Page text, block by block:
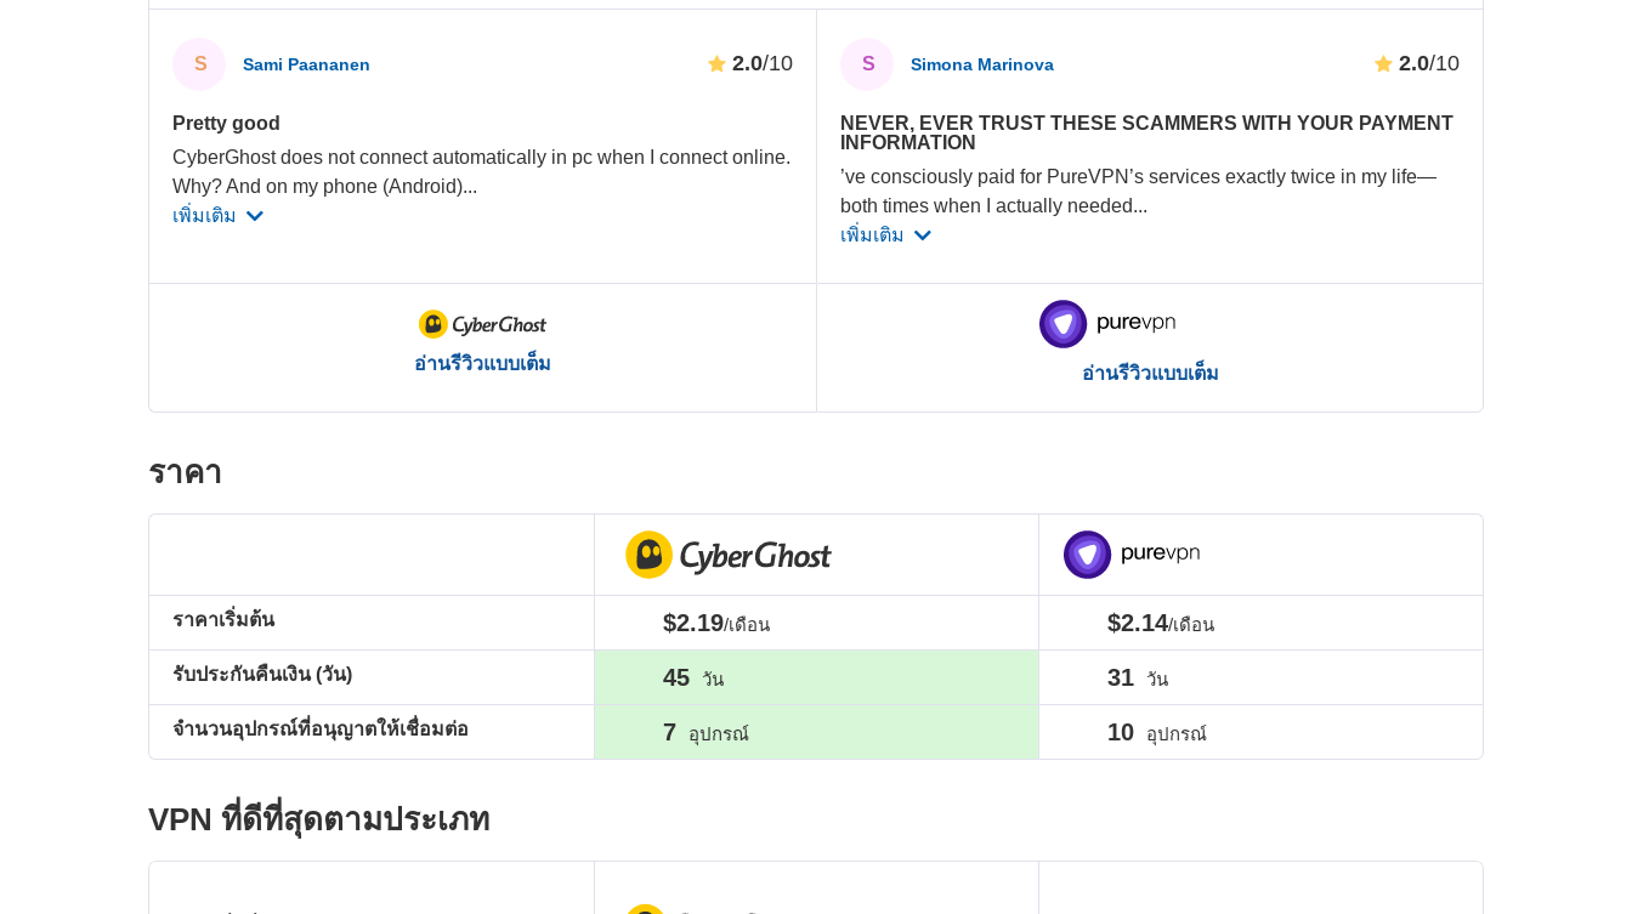
S Sami Paananen 2.0/10
Pretty good
CyberGhost does not connect automatically in pc when I connect online.
Why? And on my phone (Android)...
เพิ่มเติม
อ่านรีวิวแบบเต็ม
S Simona Marinova 2.0/10
NEVER, EVER TRUST THЕSE SCAMMERS WITH YOUR PAYMENT
INFORMATION
’ve consciously paid for PureVPN’s services exactly twice in my life—
both times when I actually needed...
เพิ่มเติม
อ่านรีวิวแบบเต็ม
ราคา
ราคาเริ่มต้น
รับประกันคืนเงิน (วัน)
จำนวนอุปกรณ์ที่อนุญาตให้เชื่อมต่อ
$2.19/เดือน
45 วัน
7 อุปกรณ์
$2.14/เดือน
31 วัน
10 อุปกรณ์
VPN ที่ดีที่สุดตามประเภท